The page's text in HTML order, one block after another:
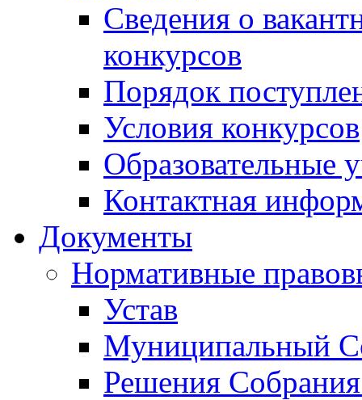
Сведения о
конкурсов
Порядок
Условия конкурсов
Образовательные
Контактная
Документы
Нормативные
Устав
Муниципальный
Решения